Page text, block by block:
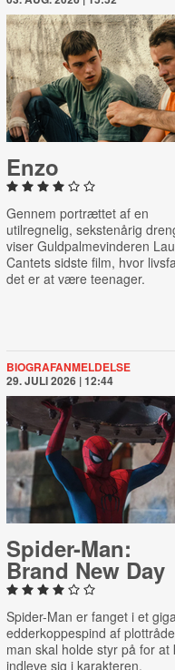
Enzo
Gennem portrættet af en
utilregnelig, sekstenårig
viser Guldpalmevinderen
Cantets sidste film, hvor
det er at være teenager.
BIOGRAFANMELDELSE
29. JULI 2026 | 12:44
Spider-​Man:
Brand New Day
Spider-Man er fanget i et
edderkoppespind af
man skal holde styr på for at
indleve sig i karakteren.